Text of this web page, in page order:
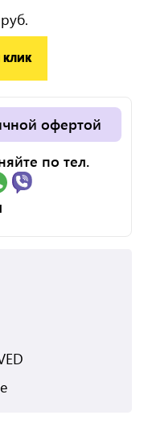
руб.
КЛИК
офертой
по тел.